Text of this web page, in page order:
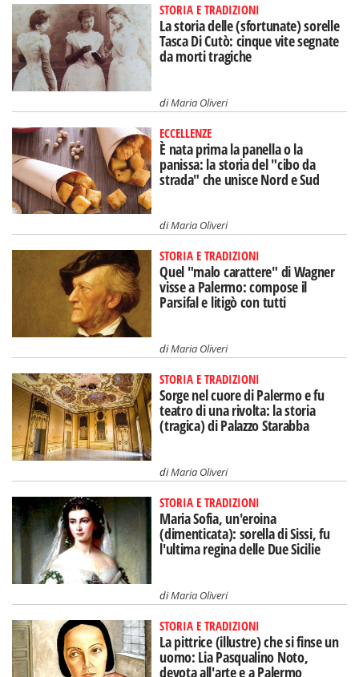
STORIA E TRADIZIONI
La storia delle (sfortunate) sorelle
Tasca Di Cutò: cinque vite segnate
da morti tragiche
diMaria Oliveri
ECCELLENZE
È nata prima la panella o la
panissa: la storia del "cibo da
strada" che unisce Nord e Sud
diMaria Oliveri
STORIA E TRADIZIONI
Quel "malo carattere" di Wagner
visse a Palermo: compose il
Parsifal e litigò con tutti
diMaria Oliveri
STORIA E TRADIZIONI
Sorge nel cuore di Palermo e fu
teatro di una rivolta: la storia
(tragica) di Palazzo Starabba
diMaria Oliveri
STORIA E TRADIZIONI
Maria Sofia, un'eroina
(dimenticata): sorella di Sissi, fu
l'ultima regina delle Due Sicilie
diMaria Oliveri
STORIA E TRADIZIONI
La pittrice (illustre) che si finse un
uomo: Lia Pasqualino Noto,
devota all'arte e a Palermo